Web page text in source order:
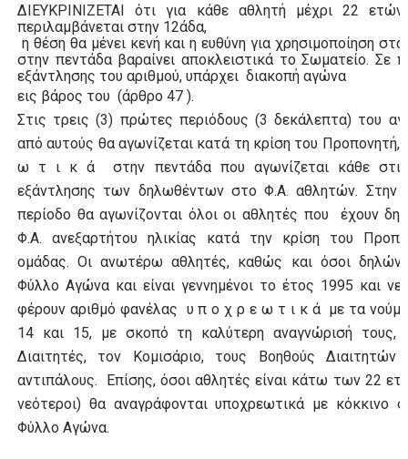
ΔΙΕΥΚΡΙΝΙΖΕΤΑΙ ότι για κάθε αθλητή μέχρι 22
περιλαμβάνεται στην 12άδα,
η θέση θα μένει κενή και η ευθύνη για χρησιμοποίηση
στην πεντάδα βαραίνει αποκλειστικά το Σωματείο. Σε
εξάντλησης του αριθμού, υπάρχει διακοπή αγώνα
εις βάρος του (άρθρο 47 ).
Στις τρεις (3) πρώτες περιόδους (3 δεκάλεπτα) του
από αυτούς θα αγωνίζεται κατά τη κρίση του Προπονητή,
ω τ ι κ ά στην πεντάδα που αγωνίζεται κάθε
εξάντλησης των δηλωθέντων στο Φ.Α. αθλητών. Στην
περίοδο θα αγωνίζονται όλοι οι αθλητές που έχουν
Φ.Α. ανεξαρτήτου ηλικίας κατά την κρίση του
ομάδας. Οι ανωτέρω αθλητές, καθώς και όσοι
Φύλλο Αγώνα και είναι γεννημένοι το έτος 1995 και
φέρουν αριθμό φανέλας υ π ο χ ρ ε ω τ ι κ ά με τα
14 και 15, με σκοπό τη καλύτερη αναγνώρισή τους,
Διαιτητές, τον Κομισάριο, τους Βοηθούς Διαιτητών
αντιπάλους. Επίσης, όσοι αθλητές είναι κάτω των 22
νεότεροι) θα αναγράφονται υποχρεωτικά με κόκκινο
Φύλλο Αγώνα.